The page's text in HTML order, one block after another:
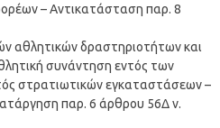
– Αντικατάσταση παρ. 8
αθλητικών δραστηριοτήτων και
συνάντηση εντός των
στρατιωτικών εγκαταστάσεων –
παρ. 6 άρθρου 56Δ ν.